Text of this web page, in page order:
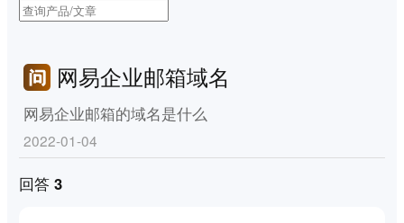
网易企业邮箱域名
网易企业邮箱的域名是什么
2022-01-04
回答 3